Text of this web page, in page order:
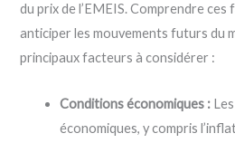
du prix de l’EMEIS. Comprendre
anticiper les mouvements futurs du
principaux facteurs à considérer :
Conditions économiques :
économiques, y compris